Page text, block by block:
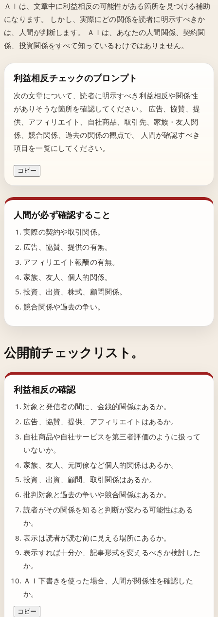
ＡＩは、文章中に利益相反の可能性がある箇所を見つける補助
になります。 しかし、実際にどの関係を読者に明示すべきか
は、人間が判断します。 ＡＩは、あなたの人間関係、契約関
係、投資関係をすべて知っているわけではありません。
利益相反チェックのプロンプト
次の文章について、読者に明示すべき利益相反や関係性
がありそうな箇所を確認してください。 広告、協賛、提
供、アフィリエイト、自社商品、取引先、家族・友人関
係、競合関係、過去の関係の観点で、 人間が確認すべき
項目を一覧にしてください。
コピー
人間が必ず確認すること
実際の契約や取引関係。
広告、協賛、提供の有無。
アフィリエイト報酬の有無。
家族、友人、個人的関係。
投資、出資、株式、顧問関係。
競合関係や過去の争い。
公開前チェックリスト。
利益相反の確認
対象と発信者の間に、金銭的関係はあるか。
広告、協賛、提供、アフィリエイトはあるか。
自社商品や自社サービスを第三者評価のように扱って
いないか。
家族、友人、元同僚など個人的関係はあるか。
投資、出資、顧問、取引関係はあるか。
批判対象と過去の争いや競合関係はあるか。
読者がその関係を知ると判断が変わる可能性はある
か。
表示は読者が読む前に見える場所にあるか。
表示すれば十分か、記事形式を変えるべきか検討した
か。
ＡＩ下書きを使った場合、人間が関係性を確認した
か。
コピー